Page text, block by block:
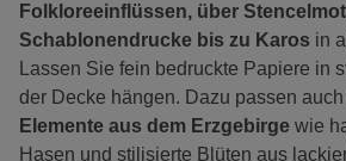
Folkloreeinflüssen, über
Schablonendrucke bis zu Karos in
Lassen Sie fein bedruckte Papiere in
der Decke hängen. Dazu passen auch
Elemente aus dem Erzgebirge wie
Hasen und stilisierte Blüten aus